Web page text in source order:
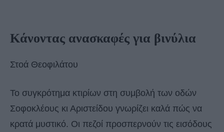
Κάνοντας ανασκαφές για βινύλια
Στοά Θεοφιλάτου
Το συγκρότημα κτιρίων στη συμβολή των οδών
Σοφοκλέους κι Αριστείδου γνωρίζει καλά πώς να
κρατά μυστικό. Οι πεζοί προσπερνούν τις εισόδους